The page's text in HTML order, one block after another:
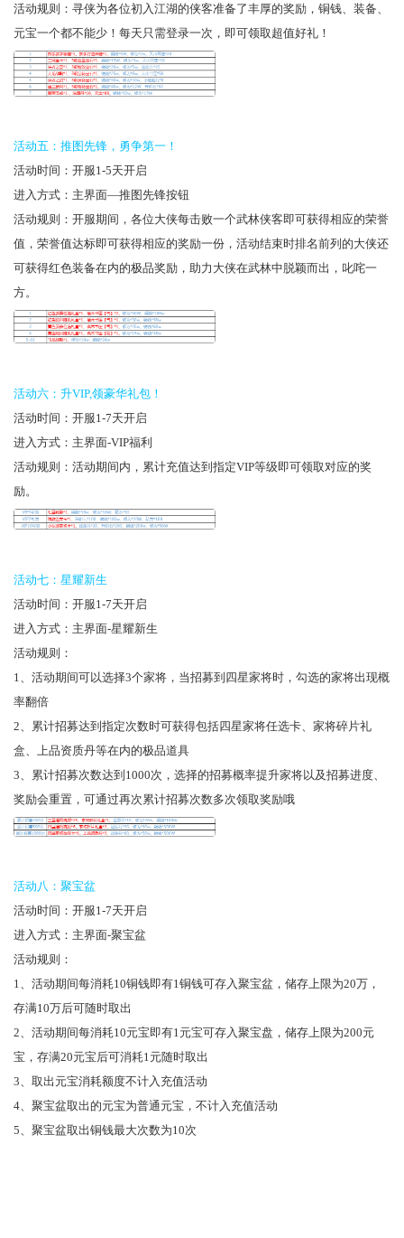
活动规则：寻侠为各位初入江湖的侠客准备了丰厚的奖励，铜钱、装备、
元宝一个都不能少！每天只需登录一次，即可领取超值好礼！
活动五：推图先锋，勇争第一！
活动时间：开服1-5天开启
进入方式：主界面—推图先锋按钮
活动规则：开服期间，各位大侠每击败一个武林侠客即可获得相应的荣誉
值，荣誉值达标即可获得相应的奖励一份，活动结束时排名前列的大侠还
可获得红色装备在内的极品奖励，助力大侠在武林中脱颖而出，叱咤一
方。
活动六：升VIP,领豪华礼包！
活动时间：开服1-7天开启
进入方式：主界面-VIP福利
活动规则：活动期间内，累计充值达到指定VIP等级即可领取对应的奖
励。
活动七：星耀新生
活动时间：开服1-7天开启
进入方式：主界面-星耀新生
活动规则：
1、活动期间可以选择3个家将，当招募到四星家将时，勾选的家将出现概
率翻倍
2、累计招募达到指定次数时可获得包括四星家将任选卡、家将碎片礼
盒、上品资质丹等在内的极品道具
3、累计招募次数达到1000次，选择的招募概率提升家将以及招募进度、
奖励会重置，可通过再次累计招募次数多次领取奖励哦
活动八：聚宝盆
活动时间：开服1-7天开启
进入方式：主界面-聚宝盆
活动规则：
1、活动期间每消耗10铜钱即有1铜钱可存入聚宝盆，储存上限为20万，
存满10万后可随时取出
2、活动期间每消耗10元宝即有1元宝可存入聚宝盘，储存上限为200元
宝，存满20元宝后可消耗1元随时取出
3、取出元宝消耗额度不计入充值活动
4、聚宝盆取出的元宝为普通元宝，不计入充值活动
5、聚宝盆取出铜钱最大次数为10次